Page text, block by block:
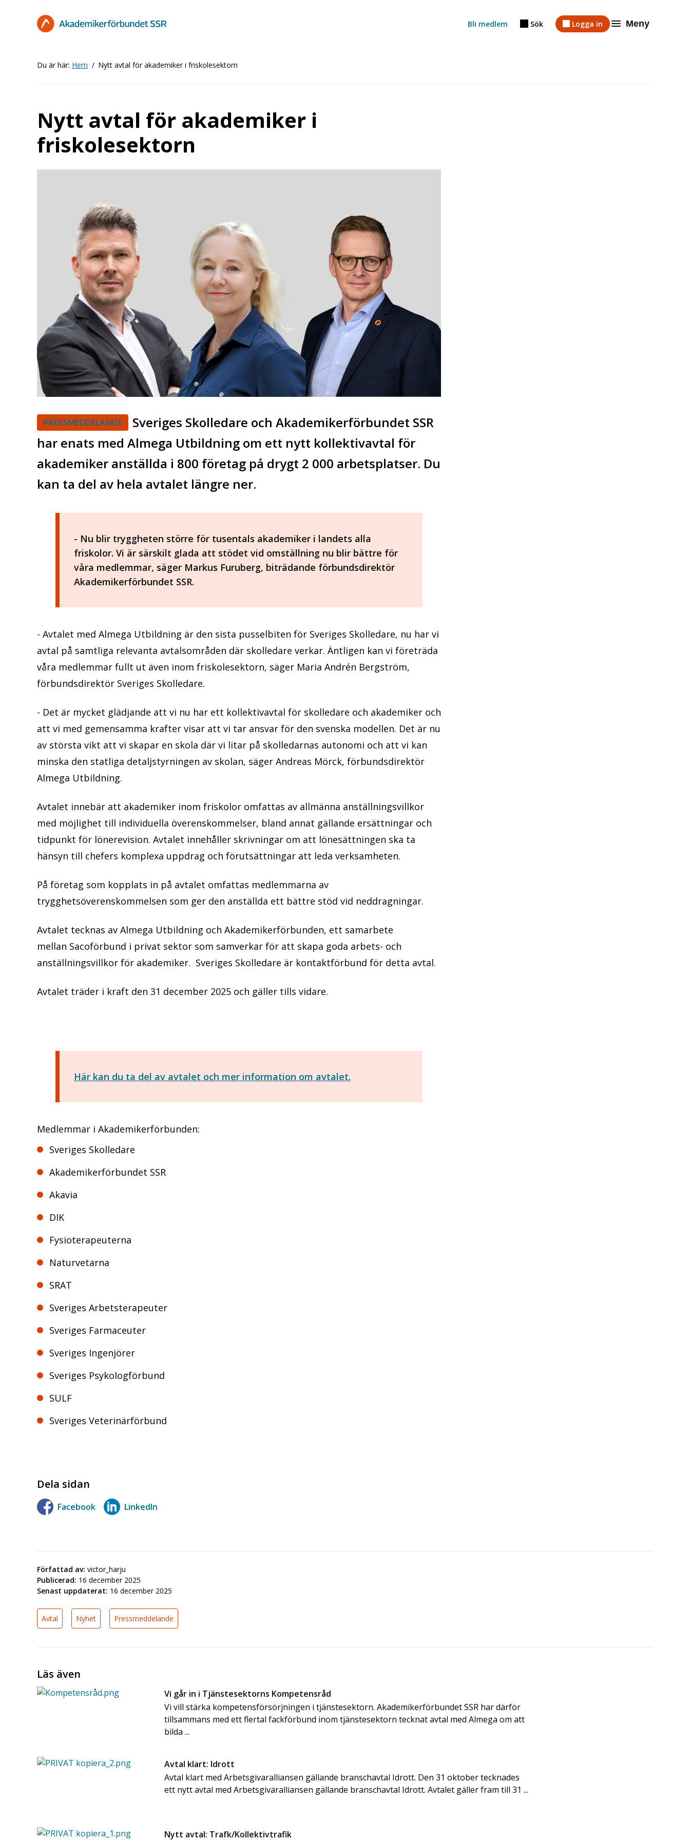
Bli medlem Sök Logga in Meny
Du är här: Hem Nytt avtal för akademiker i friskolesektorn
Nytt avtal för akademiker i
friskolesektorn
PRESSMEDDELANDE
Sveriges Skolledare och Akademikerförbundet SSR
har enats med Almega Utbildning om ett nytt kollektivavtal för
akademiker anställda i 800 företag på drygt 2 000 arbetsplatser. Du
kan ta del av hela avtalet längre ner.
- Nu blir tryggheten större för tusentals akademiker i landets alla
friskolor. Vi är särskilt glada att stödet vid omställning nu blir bättre för
våra medlemmar, säger Markus Furuberg, biträdande förbundsdirektör
Akademikerförbundet SSR.
- Avtalet med Almega Utbildning är den sista pusselbiten för Sveriges Skolledare, nu har vi
avtal på samtliga relevanta avtalsområden där skolledare verkar. Äntligen kan vi företräda
våra medlemmar fullt ut även inom friskolesektorn, säger Maria Andrén Bergström,
förbundsdirektör Sveriges Skolledare.
- Det är mycket glädjande att vi nu har ett kollektivavtal för skolledare och akademiker och
att vi med gemensamma krafter visar att vi tar ansvar för den svenska modellen. Det är nu
av största vikt att vi skapar en skola där vi litar på skolledarnas autonomi och att vi kan
minska den statliga detaljstyrningen av skolan, säger Andreas Mörck, förbundsdirektör
Almega Utbildning.
Avtalet innebär att akademiker inom friskolor omfattas av allmänna anställningsvillkor
med möjlighet till individuella överenskommelser, bland annat gällande ersättningar och
tidpunkt för lönerevision. Avtalet innehåller skrivningar om att lönesättningen ska ta
hänsyn till chefers komplexa uppdrag och förutsättningar att leda verksamheten.
På företag som kopplats in på avtalet omfattas medlemmarna av
trygghetsöverenskommelsen som ger den anställda ett bättre stöd vid neddragningar.
Avtalet tecknas av Almega Utbildning och Akademikerförbunden, ett samarbete
mellan Sacoförbund i privat sektor som samverkar för att skapa goda arbets- och
anställningsvillkor för akademiker. Sveriges Skolledare är kontaktförbund för detta avtal.
Avtalet träder i kraft den 31 december 2025 och gäller tills vidare.
Här kan du ta del av avtalet och mer information om avtalet.
Medlemmar i Akademikerförbunden:
Sveriges Skolledare
Akademikerförbundet SSR
Akavia
DIK
Fysioterapeuterna
Naturvetarna
SRAT
Sveriges Arbetsterapeuter
Sveriges Farmaceuter
Sveriges Ingenjörer
Sveriges Psykologförbund
SULF
Sveriges Veterinärförbund
Dela sidan
Facebook LinkedIn
Författad av: victor_harju
Publicerad: 16 december 2025
Senast uppdaterat: 16 december 2025
Avtal Nyhet Pressmeddelande
Läs även
Vi går in i Tjänstesektorns Kompetensråd
Vi vill stärka kompetensförsörjningen i tjänstesektorn. Akademikerförbundet SSR har därför
tillsammans med ett flertal fackförbund inom tjänstesektorn tecknat avtal med Almega om att
bilda ...
Avtal klart: Idrott
Avtal klart med Arbetsgivaralliansen gällande branschavtal Idrott. Den 31 oktober tecknades
ett nytt avtal med Arbetsgivaralliansen gällande branschavtal Idrott. Avtalet gäller fram till 31 ...
Nytt avtal: Trafk/Kollektivtrafik